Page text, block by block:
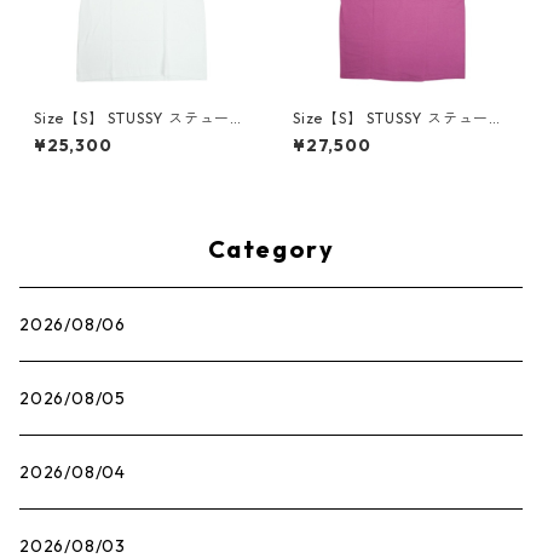
Size【S】 STUSSY ステューシ
ー 26SS S FLOWER TEE WHI
TE Tシャツ 白 【新古品・未使
¥25,300
Size【S】 STUSSY ステューシ
ー STOCK TOKYO TEE BERR
Y 東京限定Tシャツ ピンク
¥27,500
Category
2026/08/06
2026/08/05
2026/08/04
2026/08/03